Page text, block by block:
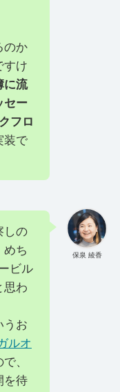
のか
すけ
に流
セー
フロ
装で
保泉 綾香
しの
めち
ビル
思わ
うお
ルオ
、
を待